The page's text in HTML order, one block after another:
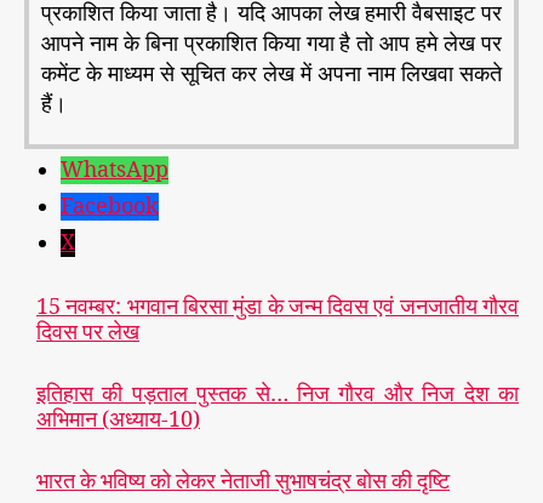
प्रकाशित किया जाता है। यदि आपका लेख हमारी वैबसाइट पर
आपने नाम के बिना प्रकाशित किया गया है तो आप हमे लेख पर
कमेंट के माध्यम से सूचित कर लेख में अपना नाम लिखवा सकते
हैं।
WhatsApp
Facebook
X
15 नवम्बर: भगवान बिरसा मुंडा के जन्म दिवस एवं जनजातीय गौरव
दिवस पर लेख
इतिहास की पड़ताल पुस्तक से… निज गौरव और निज देश का
अभिमान (अध्याय-10)
भारत के भविष्य को लेकर नेताजी सुभाषचंद्र बोस की दृष्टि